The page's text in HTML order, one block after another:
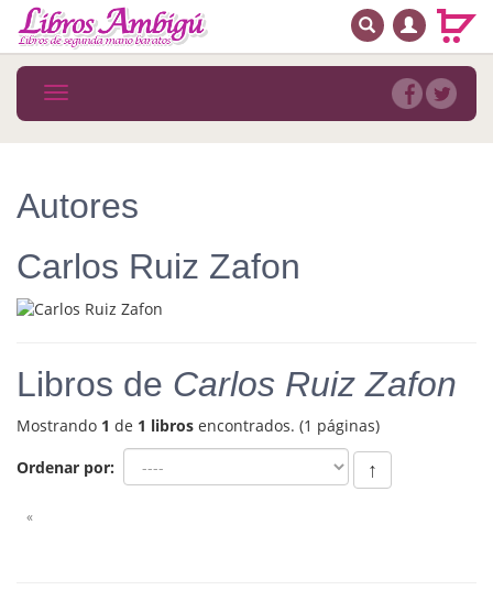
MENÚ PRINCIPAL
Novedades
MATERIAS
Arte
Astrología. Ocultismo
BUSCAR
Toggle
navigation
Autores
Carlos Ruiz Zafon
Libros de Carlos Ruiz Zafon
Mostrando 1 de 1 libros encontrados. (1 páginas)
Ordenar por:
↑
«